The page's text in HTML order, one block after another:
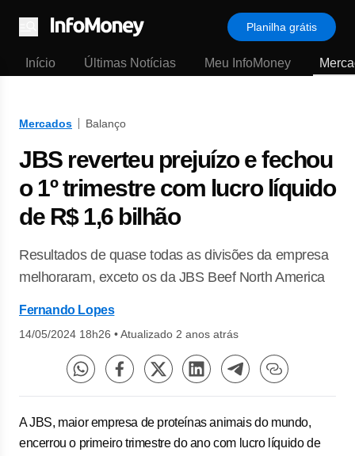
Menu
Planilha grátis
Início Últimas Notícias Meu InfoMoney
Mercados Balanço
JBS reverteu prejuízo e fechou
o 1º trimestre com lucro líquido
de R$ 1,6 bilhão
Resultados de quase todas as divisões da empresa
melhoraram, exceto os da JBS Beef North America
Fernando Lopes
14/05/2024 18h26 •Atualizado 2 anos atrás
A JBS, maior empresa de proteínas animais do mundo,
encerrou o primeiro trimestre do ano com lucro líquido de